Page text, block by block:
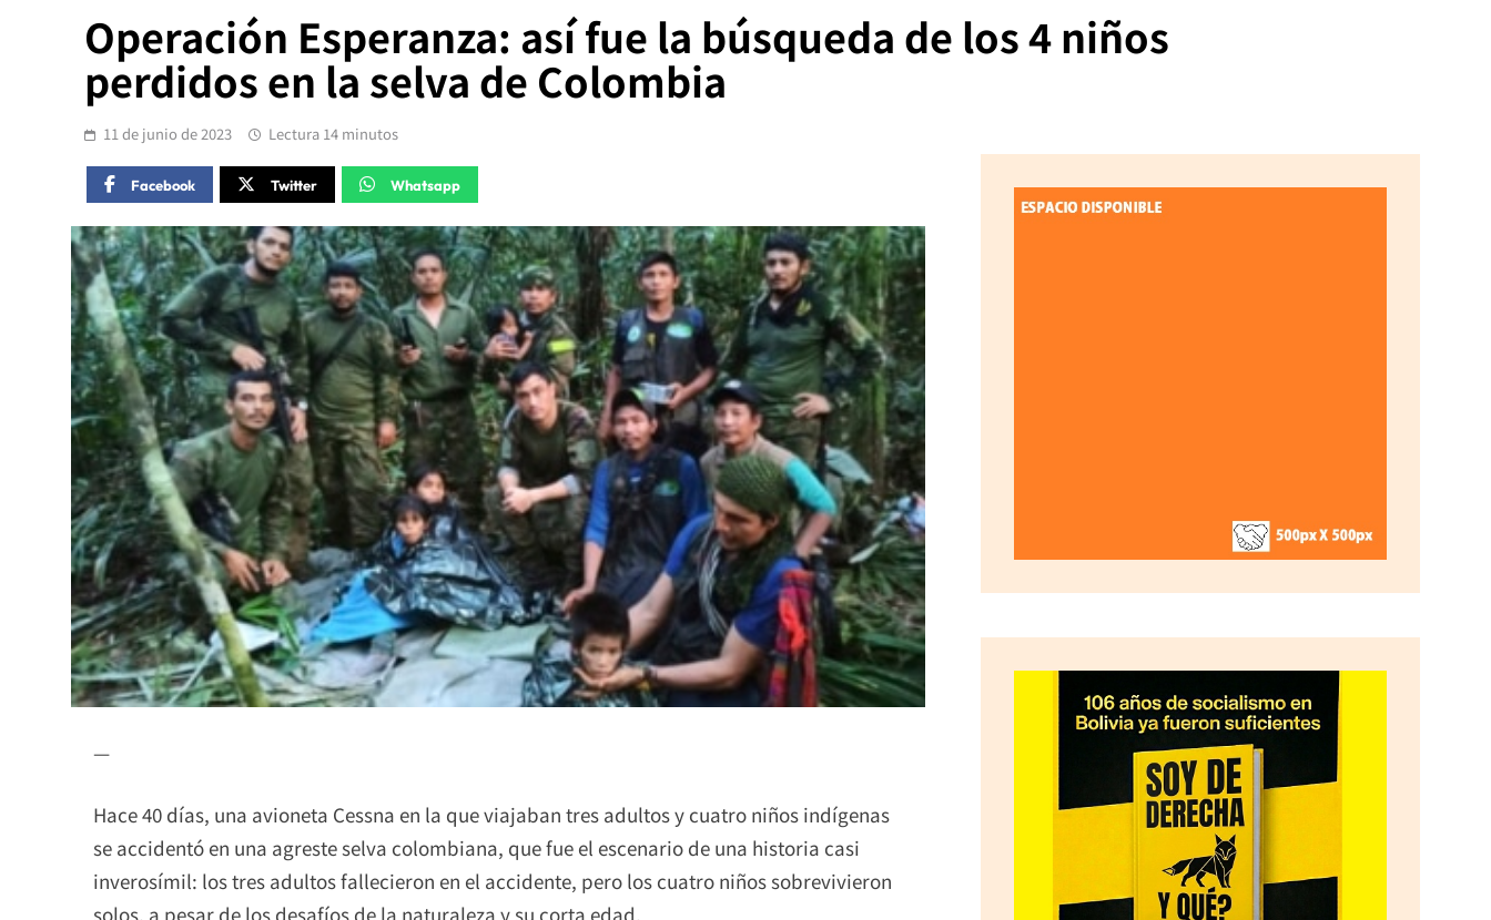
Operación Esperanza: así fue la búsqueda de los 4 niños
perdidos en la selva de Colombia
11 de junio de 2023 Lectura 14 minutos
Facebook Twitter Whatsapp
—
Hace 40 días, una avioneta Cessna en la que viajaban tres adultos y cuatro niños indígenas
se accidentó en una agreste selva colombiana, que fue el escenario de una historia casi
inverosímil: los tres adultos fallecieron en el accidente, pero los cuatro niños sobrevivieron
solos, a pesar de los desafíos de la naturaleza y su corta edad.